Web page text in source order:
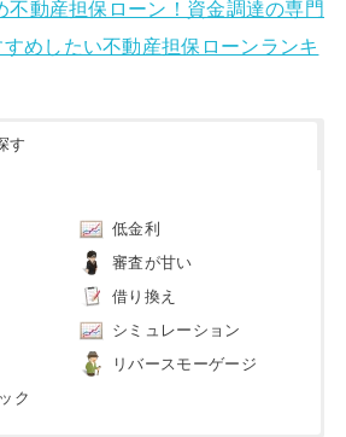
不動産担保ローン！資金調達の専門
めしたい不動産担保ローンランキ
す
低金利
審査が甘い
借り換え
シミュレーション
リバースモーゲージ
ク